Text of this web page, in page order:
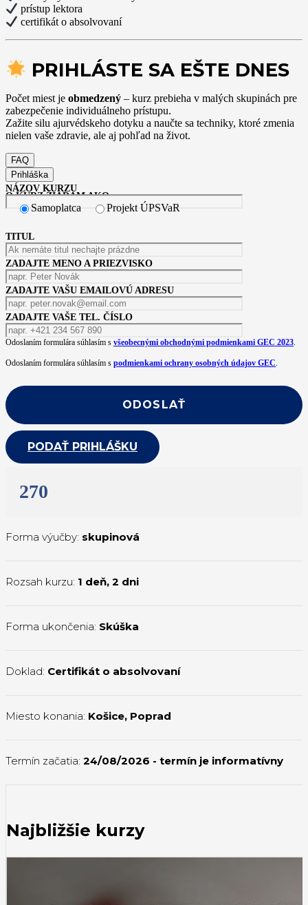
prístup lektora
certifikát o absolvovaní
PRIHLÁSTE SA EŠTE DNES
Počet miest je obmedzený – kurz prebieha v malých skupinách pre
zabezpečenie individuálneho prístupu.
Zažite silu ajurvédskeho dotyku a naučte sa techniky, ktoré zmenia
nielen vaše zdravie, ale aj pohľad na život.
FAQ
Prihláška
NÁZOV KURZU
O KURZ ŽIADAM AKO:
Samoplatca Projekt ÚPSVaR
TITUL
ZADAJTE MENO A PRIEZVISKO
ZADAJTE VAŠU EMAILOVÚ ADRESU
ZADAJTE VAŠE TEL. ČÍSLO
Odoslaním formulára súhlasím s všeobecnými obchodnými podmienkami GEC 2023.
Odoslaním formulára súhlasím s podmienkami ochrany osobných údajov GEC.
PODAŤ PRIHLÁŠKU
270
Forma výučby: skupinová
Rozsah kurzu: 1 deň, 2 dni
Forma ukončenia: Skúška
Doklad: Certifikát o absolvovaní
Miesto konania: Košice, Poprad
Termín začatia: 24/08/2026 - termín je informatívny
Najbližšie kurzy